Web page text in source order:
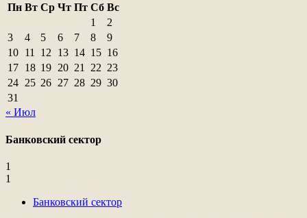
Пн Вт Ср Чт Пт Сб Вс
1
2
3
4 5 6 7 8
9
10 11 12 13 14 15 16
17 18 19 20 21 22 23
24 25 26 27 28 29 30
31
« Июл
Банковский сектор
1
1
Банковский сектор